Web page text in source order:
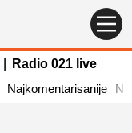
Radio 021 live
Najkomentarisanije